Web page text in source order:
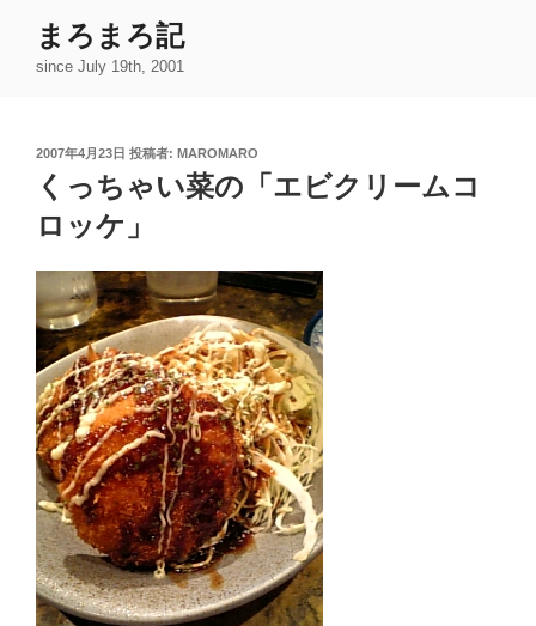
まろまろ記
since July 19th, 2001
投
日:
2007年4月23日 投稿者: MAROMARO
くっちゃい菜の「エビクリームコ
ロッケ」